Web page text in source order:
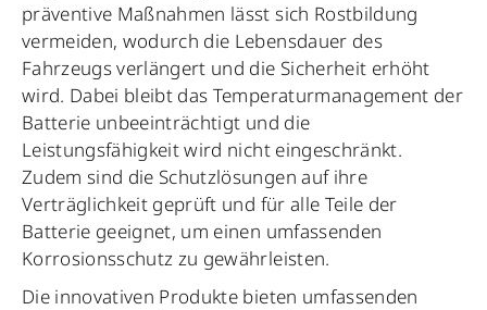
präventive Maßnahmen lässt sich Rostbildung
vermeiden, wodurch die Lebensdauer des
Fahrzeugs verlängert und die Sicherheit erhöht
wird. Dabei bleibt das Temperaturmanagement der
Batterie unbeeinträchtigt und die
Leistungsfähigkeit wird nicht eingeschränkt.
Zudem sind die Schutzlösungen auf ihre
Verträglichkeit geprüft und für alle Teile der
Batterie geeignet, um einen umfassenden
Korrosionsschutz zu gewährleisten.
Die innovativen Produkte bieten umfassenden